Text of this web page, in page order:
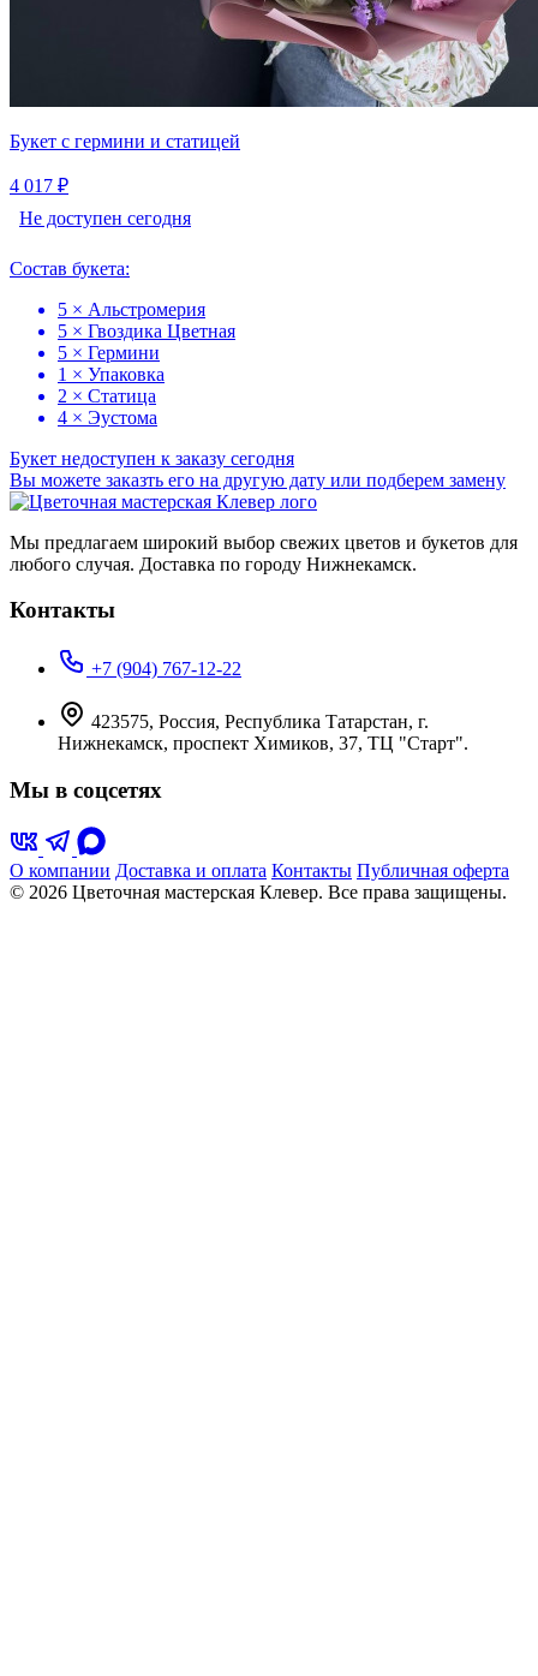
Букет с гермини и статицей
4 017 ₽
Не доступен сегодня
Состав букета:
5 × Альстромерия
5 × Гвоздика Цветная
5 × Гермини
1 × Упаковка
2 × Статица
4 × Эустома
Букет недоступен к заказу сегодня
Вы можете заказть его на другую дату или подберем замену
Мы предлагаем широкий выбор свежих цветов и букетов для
любого случая. Доставка по городу Нижнекамск.
Контакты
+7 (904) 767-12-22
423575, Россия, Республика Татарстан, г.
Нижнекамск, проспект Химиков, 37, ТЦ "Старт".
Мы в соцсетях
О компании Доставка и оплата Контакты Публичная оферта
© 2026 Цветочная мастерская Клевер. Все права защищены.